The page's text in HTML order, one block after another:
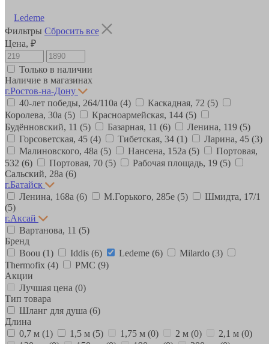
Ledeme
Фильтры Сбросить все
Цена, ₽
Только в наличии
Наличие в магазинах
г.Ростов-на-Дону
40-лет победы, 264/110а (4) Каскадная, 72 (5)
Королева, 30а (5) Красноармейская, 144 (5)
Будённовский, 11 (5) Базарная, 11 (6) Ленина, 119 (5)
Горсоветская, 45 (4) Тибетская, 34 (1) Ларина, 45 (3)
Малиновского, 48а (5) Нансена, 152а (5)
Портовая,
532 (6) Портовая, 70 (5) Рабочая площадь, 19 (5)
Сальский, 28a (6)
г.Батайск
Ленина, 168а (6) М.Горького, 285е (5)
Шмидта, 17/1
(5)
г.Аксай
Вартанова, 11 (5)
Бренд
Boou (1) Iddis (6) Ledeme (6) Milardo (3)
Thermofix (4) РМС (9)
Акции
Лучшая цена (0)
Тип товара
Шланг для душа (6)
Длина
0,7 м (1) 1,5 м (5) 1,75 м (0) 2 м (0) 2,1 м (0)